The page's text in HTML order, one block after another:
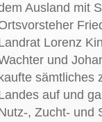
Ausland mit
Lorenz
und
kaufte sämtliches
auf und
, Zucht- und